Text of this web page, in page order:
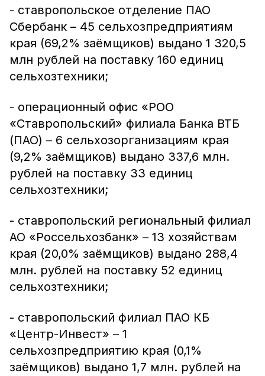
- ставропольское отделение ПАО
Сбербанк – 45 сельхозпредприятиям
края (69,2% заёмщиков) выдано 1 320,5
млн рублей на поставку 160 единиц
сельхозтехники;
- операционный офис «РОО
«Ставропольский» филиала Банка ВТБ
(ПАО) – 6 сельхозорганизациям края
(9,2% заёмщиков) выдано 337,6 млн.
рублей на поставку 33 единиц
сельхозтехники;
- ставропольский региональный филиал
АО «Россельхозбанк» – 13 хозяйствам
края (20,0% заёмщиков) выдано 288,4
млн. рублей на поставку 52 единиц
сельхозтехники;
- ставропольский филиал ПАО КБ
«Центр-Инвест» – 1
сельхозпредприятию края (0,1%
заёмщиков) выдано 1,7 млн. рублей на